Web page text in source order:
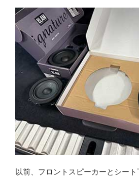
以前、フロントスピーカーとシー